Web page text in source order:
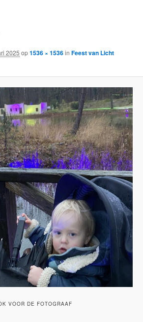
2025 op1536 × 1536inFeest van Licht
VOOR DE FOTOGRAAF